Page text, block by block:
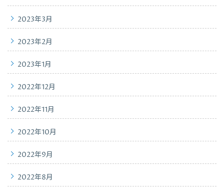
2023年3月
2023年2月
2023年1月
2022年12月
2022年11月
2022年10月
2022年9月
2022年8月